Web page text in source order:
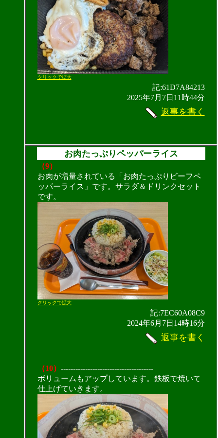
クリックで拡大
記:61D7A84213
2025年7月7日11時44分
返事を書く
お肉たっぷりペッパーライス
（9）
お肉が増量されている「お肉たっぷりビーフペ
ッパーライス」です。サラダ＆ドリンクセット
です。
クリックで拡大
記:7EC60A08C9
2024年6月7日14時16分
返事を書く
（10） --------------------------------------
ボリュームもアップしています。鉄板で焼いて
仕上げていきます。